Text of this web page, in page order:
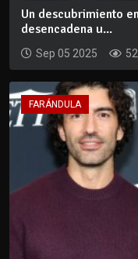
Un descubrimiento
desencadena u...
Sep 05 2025
FARÁNDULA